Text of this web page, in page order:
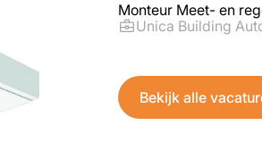
Monteur Meet- en
Unica Building
Bekijk alle